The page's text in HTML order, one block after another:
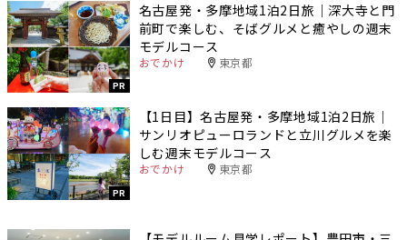
PR
名古屋発・多摩地域1泊2日旅｜深大寺と門
前町で楽しむ、そばグルメと癒やしの週末
モデルコース
おでかけ 東京都
PR
【1日目】名古屋発・多摩地域1泊2日旅｜
サンリオピューロランドと立川グルメを楽
しむ週末モデルコース
おでかけ 東京都